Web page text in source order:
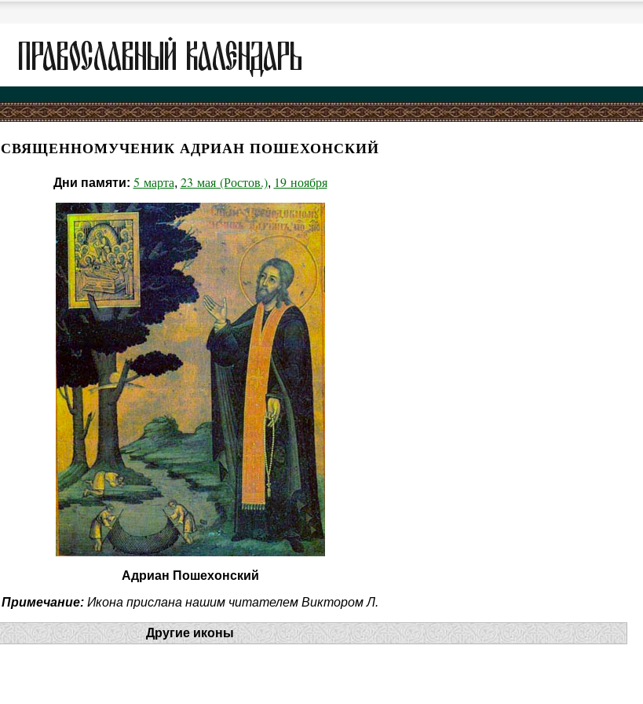
СВЯЩЕННОМУЧЕНИК АДРИАН ПОШЕХОНСКИЙ
Дни памяти: 5 марта, 23 мая (Ростов.), 19 ноября
Адриан Пошехонский
Примечание: Икона прислана нашим читателем Виктором Л.
Другие иконы